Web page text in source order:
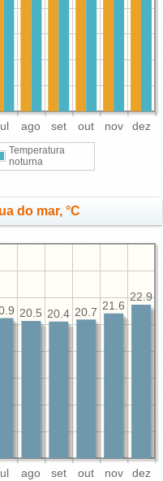
ago set out nov dez
Temperatura
noturna
do mar, °C
ago set out nov dez
22.9
21.6
20.7
20.4
20.5